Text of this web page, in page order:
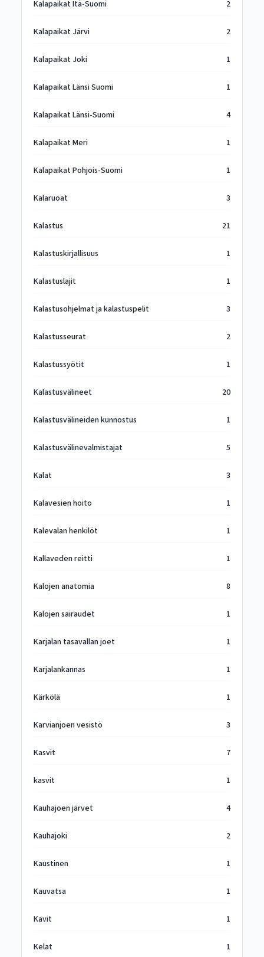
Kalapaikat Itä-Suomi 2
Kalapaikat Järvi 2
Kalapaikat Joki 1
Kalapaikat Länsi Suomi 1
Kalapaikat Länsi-Suomi 4
Kalapaikat Meri 1
Kalapaikat Pohjois-Suomi 1
Kalaruoat 3
Kalastus 21
Kalastuskirjallisuus 1
Kalastuslajit 1
Kalastusohjelmat ja kalastuspelit 3
Kalastusseurat 2
Kalastussyötit 1
Kalastusvälineet 20
Kalastusvälineiden kunnostus 1
Kalastusvälinevalmistajat 5
Kalat 3
Kalavesien hoito 1
Kalevalan henkilöt 1
Kallaveden reitti 1
Kalojen anatomia 8
Kalojen sairaudet 1
Karjalan tasavallan joet 1
Karjalankannas 1
Kärkölä 1
Karvianjoen vesistö 3
Kasvit 7
kasvit 1
Kauhajoen järvet 4
Kauhajoki 2
Kaustinen 1
Kauvatsa 1
Kavit 1
Kelat 1